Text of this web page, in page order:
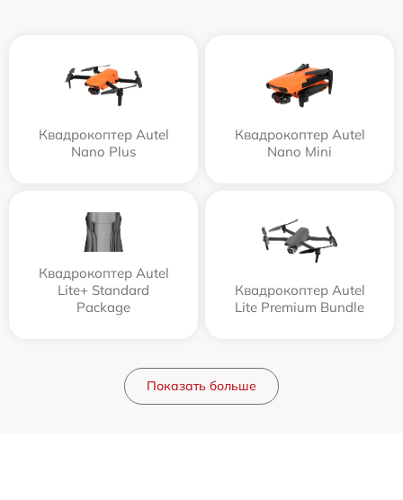
Квадрокоптер Autel
Nano Plus
Квадрокоптер Autel
Nano Mini
Квадрокоптер Autel
Lite+ Standard
Package
Квадрокоптер Autel
Lite Premium Bundle
Показать больше